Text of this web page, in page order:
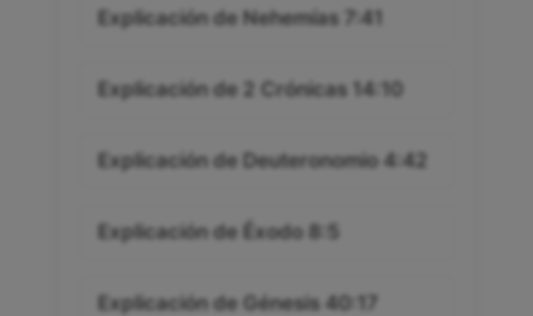
Explicación de Nehemías 7:41
Explicación de 2 Crónicas 14:10
Explicación de Deuteronomio 4:42
Explicación de Éxodo 8:5
Explicación de Génesis 40:17